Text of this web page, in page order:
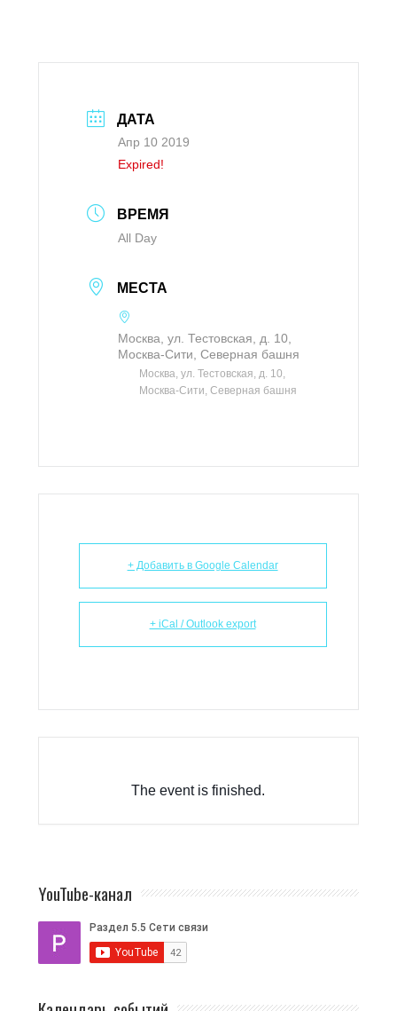
ДАТА
Апр 10 2019
Expired!
ВРЕМЯ
All Day
МЕСТА
Москва, ул. Тестовская, д. 10,
Москва-Сити, Северная башня
Москва, ул. Тестовская, д. 10,
Москва-Сити, Северная башня
+ Добавить в Google Calendar
+ iCal / Outlook export
The event is finished.
YouTube-канал